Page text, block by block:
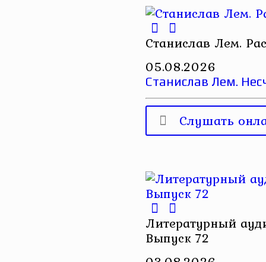
Станислав Лем.
05.08.2026
Станислав Лем.
Слушать
Литературный
Выпуск 72